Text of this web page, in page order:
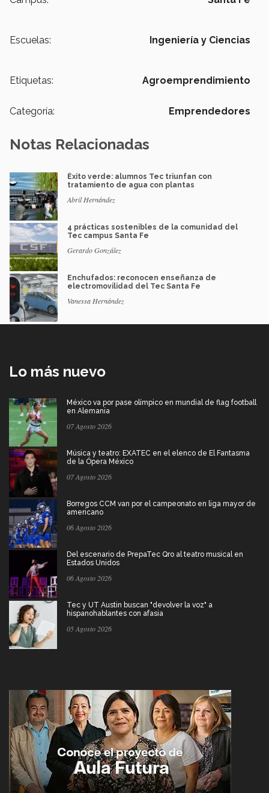
Escuelas: Ingeniería y Ciencias
Etiquetas: Agroemprendimiento
Categoría: Emprendedores
Notas Relacionadas
Éxito verde: alumnos Tec triunfan con
tratamiento de agua con plantas
Abril Hernández
4 prácticas sostenibles de la comunidad del
Tec campus Santa Fe
Gerardo González
Enchufados: reconocen enseñanza de
electromovilidad del Tec Santa Fe
Vanessa Hernández
Lo más nuevo
México va por pase olímpico en mundial de flag football
en Alemania
07 Agosto 2026
Música y teatro: EXATEC en el elenco de El Fantasma
de la Ópera México
07 Agosto 2026
Borregos CCM van por el campeonato en liga mayor de
americano
06 Agosto 2026
Del escenario de PrepaTec Qro al teatro musical en
Estados Unidos
06 Agosto 2026
Tec y UT Austin buscan "devolver la voz" a
hispanohablantes con afasia
05 Agosto 2026